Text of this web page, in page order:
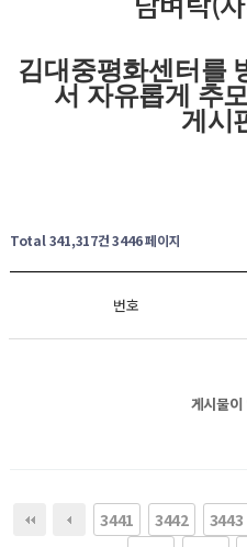
김대중평화센터를
서 자유롭게 추
게시
Total 341,317건3446 페이지
번호
게시물
3441 3442 3443